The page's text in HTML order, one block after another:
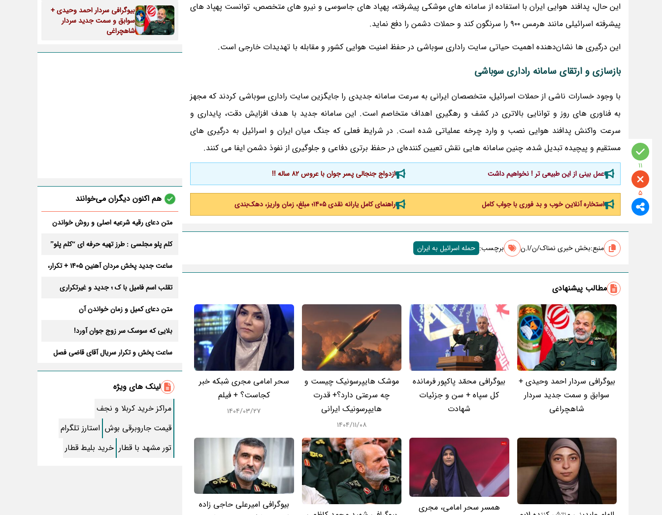
این حال، پدافند هوایی ایران با استفاده از سامانه ‌های موشکی پیشرفته، پهپاد های جاسوسی و نیرو های متخصص، توانست پهپاد های
پیشرفته اسرائیلی مانند هرمس ۹۰۰ را سرنگون کند و حملات دشمن را دفع نماید.
این درگیری ‌ها نشان‌دهنده اهمیت حیاتی سایت راداری سوباشی در حفظ امنیت هوایی کشور و مقابله با تهدیدات خارجی است.
بازسازی و ارتقای سامانه راداری سوباشی
با وجود خسارات ناشی از حملات اسرائیل، متخصصان ایرانی به سرعت سامانه جدیدی را جایگزین سایت راداری سوباشی کردند که مجهز
به فناوری‌ های روز و توانایی بالاتری در کشف و رهگیری اهداف متخاصم است. این سامانه جدید با هدف افزایش دقت، پایداری و
سرعت واکنش پدافند هوایی نصب و وارد چرخه عملیاتی شده است. در شرایط فعلی که جنگ میان ایران و اسرائیل به درگیری ‌های
مستقیم و پیچیده تبدیل شده، چنین سامانه‌ هایی نقش تعیین‌ کننده‌ای در حفظ برتری دفاعی و جلوگیری از نفوذ دشمن ایفا می‌ کنند.
عمل بینی از این طبیعی تر ! نخواهیم داشت ازدواج جنجالی پسر جوان با عروس 82 ساله !!
استخاره آنلاین خوب و بد فوری با جواب کامل راهنمای کامل یارانه نقدی ۱۴۰۵؛ مبلغ، زمان واریز، دهک‌بندی
11
5
منبع:بخش خبری نمناک/ن/ا.ن برچسب‌: حمله اسرائیل به ایران
مطالب پیشنهادی
بیوگرافی سردار احمد وحیدی +
سوابق و سمت جدید سردار
شاهچراغی
بیوگرافی محمّد پاکپور فرمانده
کل سپاه + سن و جزئیات
شهادت
موشک هایپرسونیک چیست و
چه سرعتی دارد؟+ قدرت
هایپرسونیک ایرانی
۱۴۰۴/۱۱/۰۸
سحر امامی مجری شبکه خبر
کجاست؟ + فیلم
۱۴۰۴/۰۳/۲۷
همسر سحر امامی، مجری
بیوگرافی امیرعلی حاجی زاده
بیوگرافی سردار احمد وحیدی +
سوابق و سمت جدید سردار
شاهچراغی
هم اکنون دیگران می‌خوانند
متن دعای رقیه شرعیه اصلی و روش خواندن
کلم پلو مجلسی : طرز تهیه حرفه ای “کلم پلو”
ساعت جدید پخش مردان آهنین 1405 + تکرار،
تقلب اسم فامیل با ک ؛ جدید و غیرتکراری
متن دعای کمیل و زمان خواندن آن
بلایی که سوسک سر زوج جوان آورد!
ساعت پخش و تکرار سریال آقای قاضی فصل
طرز تهیه سالاد ماکارونی خانگی خوشمزه و
لذیذ + آموزش تصویری
طرز تهیه پاستا با سس آلفردو و مرغ فوری +
آموزش تصویری پنه
جواب کامل اسم فامیل با “س”
ماه قرمز نشانه آخر دنیا در آسمان ظاهر شد !
جملات زیبا برای بهترین پدر دنیا
لینک های ویژه
مراکز خرید کربلا و نجف
قیمت جاروبرقی بوش استارز تلگرام
تور مشهد با قطار خرید بلیط قطار